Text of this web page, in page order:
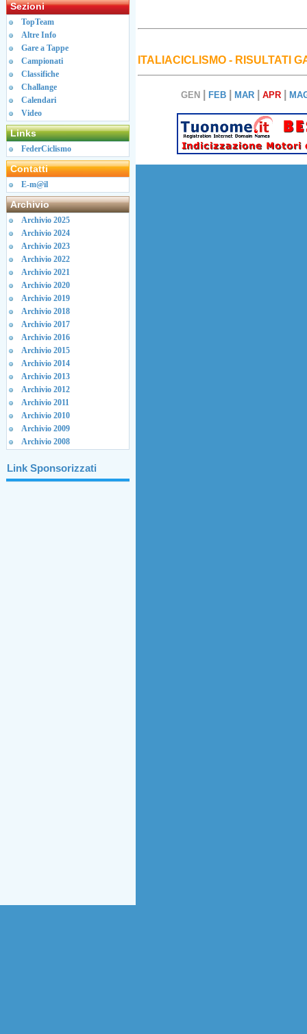
Sezioni
TopTeam
Altre Info
Gare a Tappe
Campionati
Classifiche
Challange
Calendari
Video
Links
FederCiclismo
Contatti
E-m@il
Archivio
Archivio 2025
Archivio 2024
Archivio 2023
Archivio 2022
Archivio 2021
Archivio 2020
Archivio 2019
Archivio 2018
Archivio 2017
Archivio 2016
Archivio 2015
Archivio 2014
Archivio 2013
Archivio 2012
Archivio 2011
Archivio 2010
Archivio 2009
Archivio 2008
Link Sponsorizzati
ITALIACICLISMO - RISULTATI
GEN FEB MAR APR